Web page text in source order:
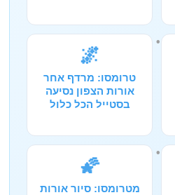
🌌
טרומסו: מרדף אחר
אורות הצפון נסיעה
בסטייל הכל כלול
🌠
מטרומסו: סיור אורות